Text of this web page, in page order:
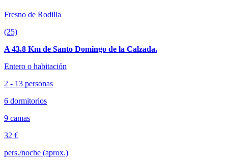
Fresno de Rodilla
(25)
A 43.8 Km de Santo Domingo de la Calzada.
Entero o habitación
2 - 13 personas
6 dormitorios
9 camas
32 €
pers./noche (aprox.)